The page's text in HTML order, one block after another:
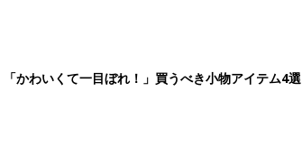
かわいくて一目ぼれ！」買うべき小物アイテム4選